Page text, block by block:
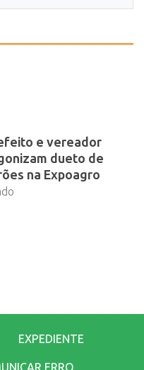
e vereador
dueto de
na Expoagro
EXPEDIENTE